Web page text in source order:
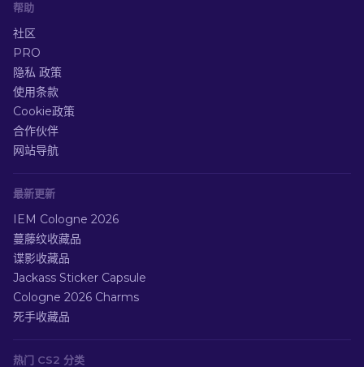
帮助
社区
PRO
隐私 政策
使用条款
Cookie政策
合作伙伴
网站导航
最新更新
IEM Cologne 2026
蔓藤纹收藏品
谍影收藏品
Jackass Sticker Capsule
Cologne 2026 Charms
死手收藏品
热门 CS2 分类